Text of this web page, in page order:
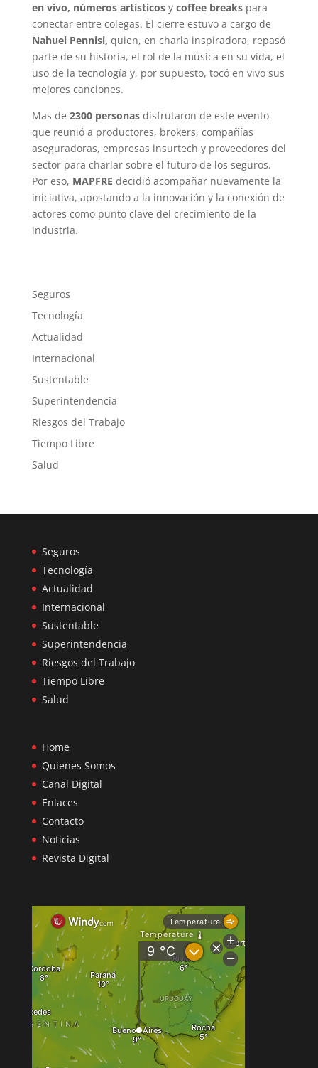
en vivo, números artísticosycoffee breakspara
conectar entre colegas. El cierre estuvo a cargo de
Nahuel Pennisi, quien, en charla inspiradora, repasó
parte de su historia, el rol de la música en su vida, el
uso de la tecnología y, por supuesto, tocó en vivo sus
mejores canciones.
Mas de 2300 personasdisfrutaron de este evento
que reunió a productores, brokers, compañías
aseguradoras, empresas insurtech y proveedores del
sector para charlar sobre el futuro de los seguros.
Por eso, MAPFRE decidió acompañar nuevamente la
iniciativa, apostando a la innovación y la conexión de
actores como punto clave del crecimiento de la
industria.
Seguros
Tecnología
Actualidad
Internacional
Sustentable
Superintendencia
Riesgos del Trabajo
Tiempo Libre
Salud
Seguros
Tecnología
Actualidad
Internacional
Sustentable
Superintendencia
Riesgos del Trabajo
Tiempo Libre
Salud
Home
Quienes Somos
Canal Digital
Enlaces
Contacto
Noticias
Revista Digital